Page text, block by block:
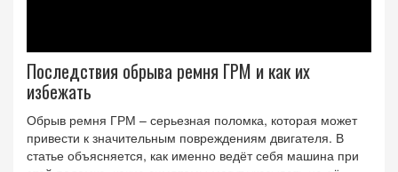
Последствия обрыва ремня ГРМ и как их
избежать
Обрыв ремня ГРМ – серьезная поломка, которая может
привести к значительным повреждениям двигателя. В
статье объясняется, как именно ведёт себя машина при